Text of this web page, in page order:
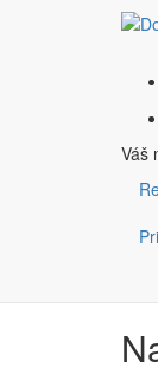
Skočiť na hlavný
Váš